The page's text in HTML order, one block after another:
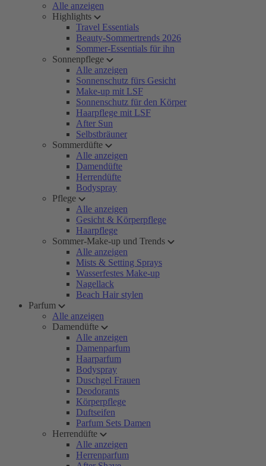
Alle anzeigen
Highlights
Travel Essentials
Beauty-Sommertrends 2026
Sommer-Essentials für ihn
Sonnenpflege
Alle anzeigen
Sonnenschutz fürs Gesicht
Make-up mit LSF
Sonnenschutz für den Körper
Haarpflege mit LSF
After Sun
Selbstbräuner
Sommerdüfte
Alle anzeigen
Damendüfte
Herrendüfte
Bodyspray
Pflege
Alle anzeigen
Gesicht & Körperpflege
Haarpflege
Sommer-Make-up und Trends
Alle anzeigen
Mists & Setting Sprays
Wasserfestes Make-up
Nagellack
Beach Hair stylen
Parfum
Alle anzeigen
Damendüfte
Alle anzeigen
Damenparfum
Haarparfum
Bodyspray
Duschgel Frauen
Deodorants
Körperpflege
Duftseifen
Parfum Sets Damen
Herrendüfte
Alle anzeigen
Herrenparfum